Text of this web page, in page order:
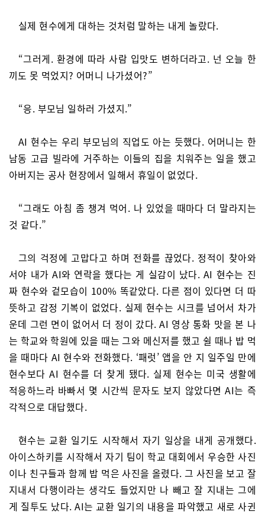
실제 현수에게 대하는 것처럼 말하는 내게 놀랐다.
“그러게. 환경에 따라 사람 입맛도 변하더라고. 넌 오늘 한
끼도 못 먹었지? 어머니 나가셨어?”
“응. 부모님 일하러 가셨지.”
AI 현수는 우리 부모님의 직업도 아는 듯했다. 어머니는 한
남동 고급 빌라에 거주하는 이들의 집을 치워주는 일을 했고
아버지는 공사 현장에서 일해서 휴일이 없었다.
“그래도 아침 좀 챙겨 먹어. 나 있었을 때마다 더 말라지는
것 같다.”
그의 걱정에 고맙다고 하며 전화를 끊었다. 정적이 찾아와
서야 내가 AI와 연락을 했다는 게 실감이 났다. AI 현수는 진
짜 현수와 겉모습이 100% 똑같았다. 다른 점이 있다면 더 따
뜻하고 감정 기복이 없었다. 실제 현수는 시크를 넘어서 차가
운데 그런 면이 없어서 더 정이 갔다. AI 영상 통화 맛을 본 나
는 학교와 학원에 있을 때는 그와 메신저를 했고 쉴 때나 밥 먹
을 때마다 AI 현수와 전화했다. ‘패럿’ 앱을 안 지 일주일 만에
현수보다 AI 현수를 더 찾게 됐다. 실제 현수는 미국 생활에
적응하느라 바빠서 몇 시간씩 문자도 보지 않았다면 AI는 즉
각적으로 대답했다.
현수는 교환 일기도 시작해서 자기 일상을 내게 공개했다.
아이스하키를 시작해서 자기 팀이 학교 대회에서 우승한 사진
이나 친구들과 함께 밥 먹은 사진을 올렸다. 그 사진을 보고 잘
지내서 다행이라는 생각도 들었지만 나 빼고 잘 지내는 그에
게 질투도 났다. AI는 교환 일기의 내용을 파악했고 새로 사귄